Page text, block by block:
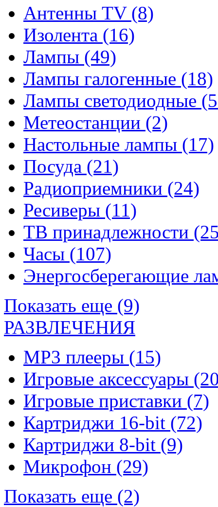
Антенны TV (8)
Изолента (16)
Лампы (49)
Лампы галогенные (18)
Лампы светодиодные
Метеостанции (2)
Настольные лампы (17)
Посуда (21)
Радиоприемники (24)
Ресиверы (11)
ТВ принадлежности
Часы (107)
Энергосберегающие
Показать еще (9)
РАЗВЛЕЧЕНИЯ
MP3 плееры (15)
Игровые аксессуары
Игровые приставки (7)
Картриджи 16-bit (72)
Картриджи 8-bit (9)
Микрофон (29)
Показать еще (2)